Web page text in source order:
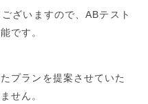
ざいますので、ABテスト
です。
プランを提案させていた
せん。